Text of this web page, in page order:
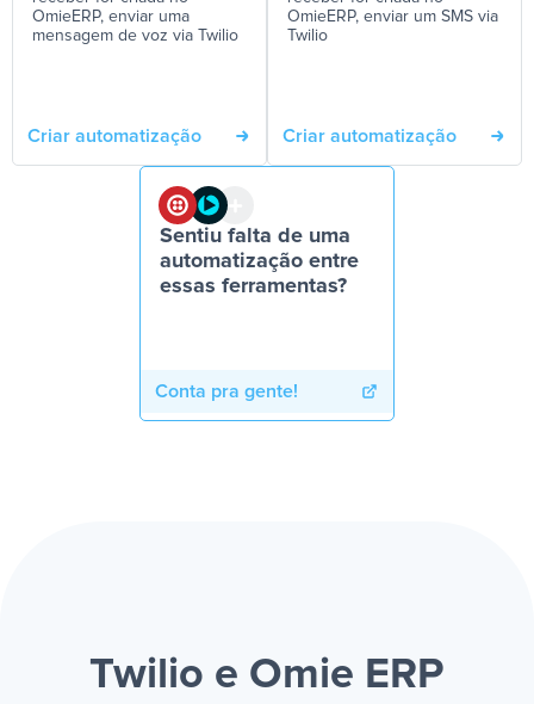
OmieERP, enviar uma
mensagem de voz via Twilio
Criar automatização
OmieERP, enviar um SMS via
Twilio
Criar automatização
Sentiu falta de uma
automatização entre
essas ferramentas?
Conta pra gente!
Twilio e Omie ERP